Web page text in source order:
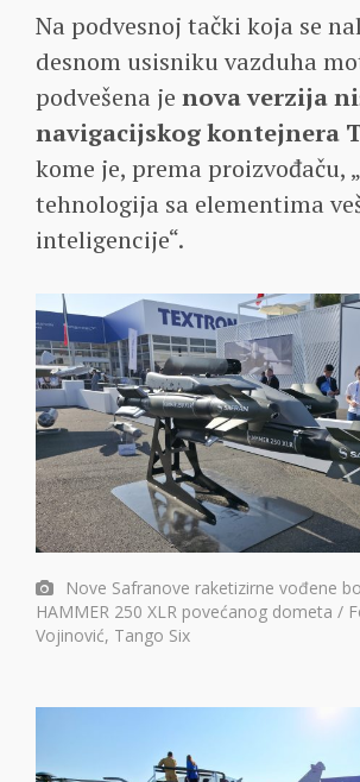
Na podvesnoj tački koja se
desnom usisniku vazduha
podvešena je nova verzija
navigacijskog kontejnera
kome je, prema proizvođaču,
tehnologija sa elementima
inteligencije“.
Nove Safranove raketizirne vođene
HAMMER 250 XLR povećanog dometa /
Vojinović, Tango Six